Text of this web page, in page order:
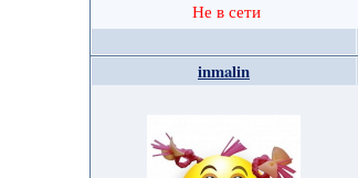
Не в сети
inmalin